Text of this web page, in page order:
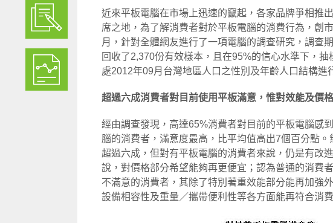
近來平板電腦在市場上迅速的竄起，各家品牌爭相推
席之地，為了解消費者對於平板電腦的消費行為，創
月，針對全體網友進行了一項電腦的調查研究，調查
回收了2,370份有效樣本，且在95%的信心水準下，
處2012年09月台灣地區人口之性別及年齡人口結構進
超過六成消費者對目前使用平板滿意，惟對效能及價
經由調查發現，高達65%消費者對目前的平板電腦感
腦的消費者，滿意度最高，比平均值高出7個百分點
超過六成，但對有平板電腦的消費者來說，仍是有改
說，對價格部分希望能夠再更便宜；認為普通的消費
不滿意的消費者，其除了特別著重效能部分能再加強
設備相容性及重量／攜帶便利性等各方面能再符合消